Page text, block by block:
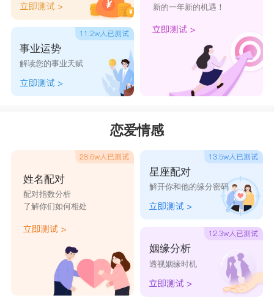
事业运势
解读您的事业天赋
新的一年新的机遇！
恋爱情感
姓名配对
配对指数分析
了解你们如何相处
星座配对
解开你和他的缘分密码
姻缘分析
透视姻缘时机